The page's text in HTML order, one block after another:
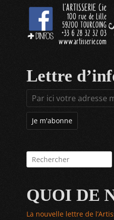
Lettre
Rechercher :
QUOI DE
La nouvelle lettre de